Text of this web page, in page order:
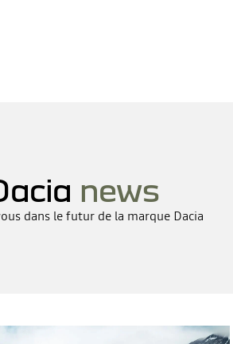
news
dans le futur de la marque Dacia